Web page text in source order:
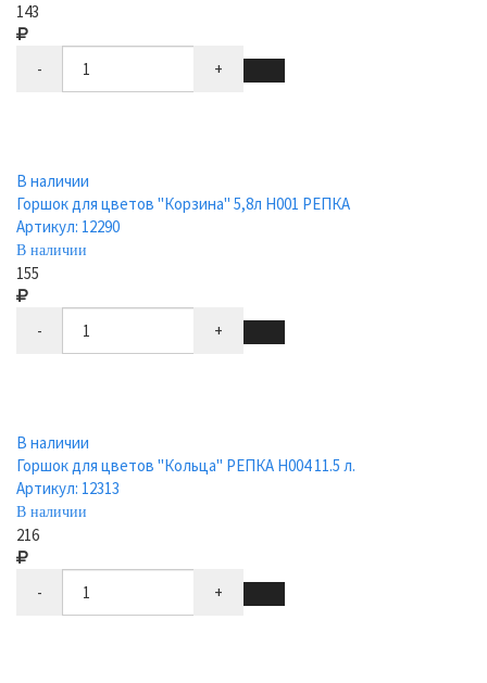
143
- +
В наличии
Горшок для цветов "Корзина" 5,8л Н001 РЕПКА
Артикул: 12290
В наличии
155
- +
В наличии
Горшок для цветов "Кольца" РЕПКА Н004 11.5 л.
Артикул: 12313
В наличии
216
- +